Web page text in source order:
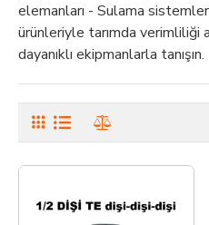
elemanları - Sulama
ürünleriyle tarımda verimliliği
dayanıklı ekipmanlarla tanışın.